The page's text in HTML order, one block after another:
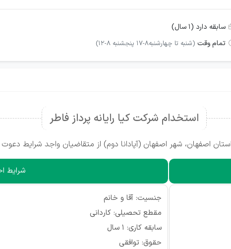
سابقه دارد (۱ سال)
تمام وقت (شنبه تا چهارشنبه۸-۱۷ پنجشنبه ۸-۱۲)
استخدام شرکت کیا رایانه پرداز فاطر
اصفهان، شهر اصفهان (آپادانا دوم) از متقاضیان واجد شرایط
شرایط
جنسیت: آقا و خانم
مقطع تحصیلی: کاردانی
سابقه کاری: ۱ سال
حقوق: توافقی